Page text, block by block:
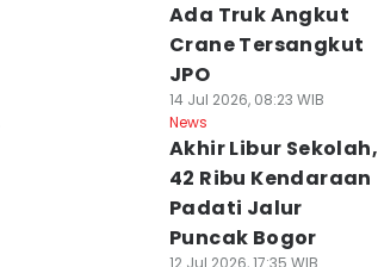
Ada Truk Angkut
Crane Tersangkut
JPO
14 Jul 2026, 08:23 WIB
News
Akhir Libur Sekolah,
42 Ribu Kendaraan
Padati Jalur
Puncak Bogor
12 Jul 2026, 17:35 WIB